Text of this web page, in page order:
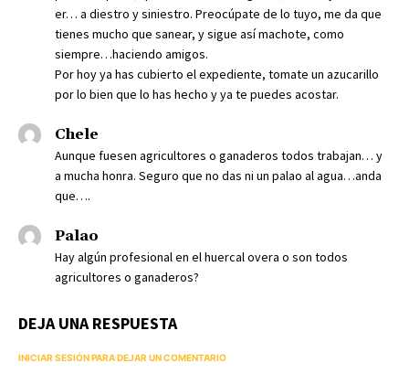
er… a diestro y siniestro. Preocúpate de lo tuyo, me da que
tienes mucho que sanear, y sigue así machote, como
siempre…haciendo amigos.
Por hoy ya has cubierto el expediente, tomate un azucarillo
por lo bien que lo has hecho y ya te puedes acostar.
Chele
Aunque fuesen agricultores o ganaderos todos trabajan… y
a mucha honra. Seguro que no das ni un palao al agua…anda
que….
Palao
Hay algún profesional en el huercal overa o son todos
agricultores o ganaderos?
DEJA UNA RESPUESTA
INICIAR SESIÓN PARA DEJAR UN COMENTARIO